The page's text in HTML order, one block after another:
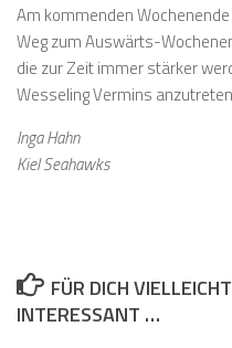
Am kommenden
Weg zum Auswärts-
die zur Zeit immer stärker
Wesseling Vermins
Inga Hahn
Kiel Seahawks
FÜR DICH
INTERESSANT …